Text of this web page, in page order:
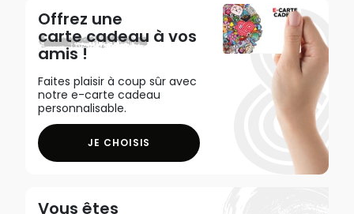
Offrez une
carte cadeau à vos
amis !
Faites plaisir à coup sûr avec
notre e-carte cadeau
personnalisable.
JE CHOISIS
Vous êtes